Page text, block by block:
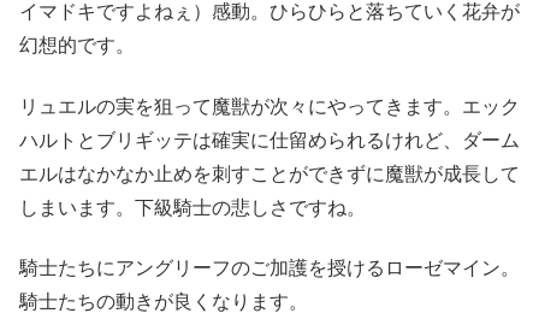
イマドキですよねぇ）感動。ひらひらと落ちていく花弁が
幻想的です。
リュエルの実を狙って魔獣が次々にやってきます。エック
ハルトとブリギッテは確実に仕留められるけれど、ダーム
エルはなかなか止めを刺すことができずに魔獣が成長して
しまいます。下級騎士の悲しさですね。
騎士たちにアングリーフのご加護を授けるローゼマイン。
騎士たちの動きが良くなります。